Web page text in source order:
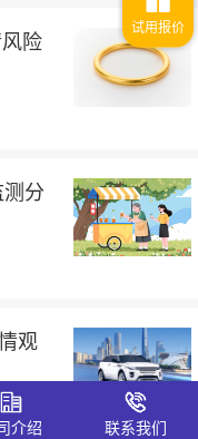
险
分
观
介绍 联系我们